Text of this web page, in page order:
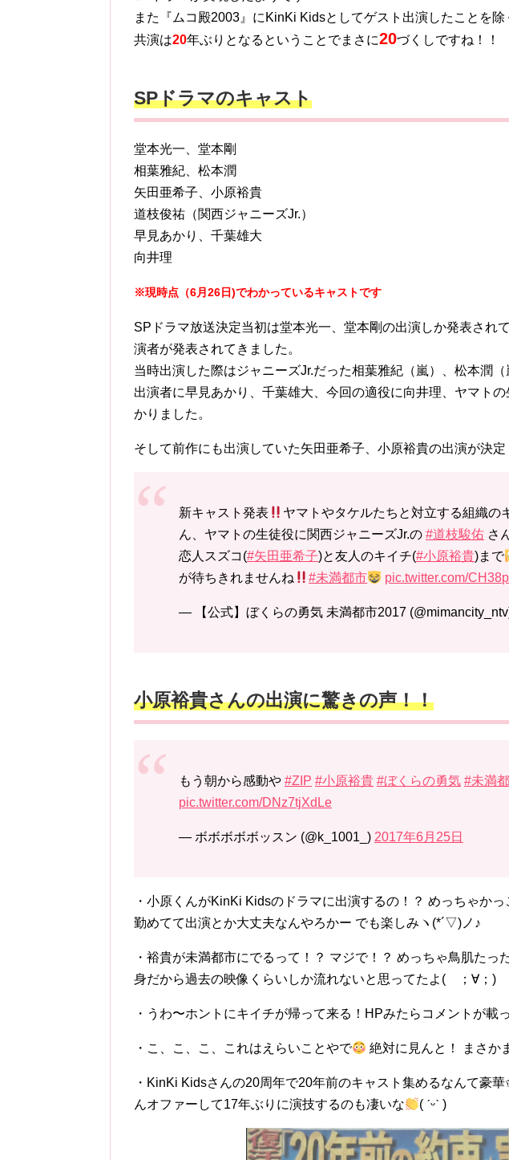
また『ムコ殿2003』にKinKi Kidsとしてゲスト出演したことを
共演は20年ぶりとなるということでまさに20づくしですね！！
SPドラマのキャスト
堂本光一、堂本剛
相葉雅紀、松本潤
矢田亜希子、小原裕貴
道枝俊祐（関西ジャニーズJr.）
早見あかり、千葉雄大
向井理
※現時点（6月26日)でわかっているキャストです
SPドラマ放送決定当初は堂本光一、堂本剛の出演しか発表され
演者が発表されてきました。
当時出演した際はジャニーズJr.だった相葉雅紀（嵐）、松本潤
出演者に早見あかり、千葉雄大、今回の適役に向井理、ヤマト
かりました。
そして前作にも出演していた矢田亜希子、小原裕貴の出演が決定
新キャスト発表 ヤマトやタケルたちと対立する組織の
ん、ヤマトの生徒役に関西ジャニーズJr.の #道枝駿佑 さ
恋人スズコ(#矢田亜希子)と友人のキイチ(#小原裕貴)まで
が待ちきれませんね
#未満都市 pic.twitter.com/
— 【公式】ぼくらの勇気 未満都市2017
小原裕貴さんの出演に驚きの声！！
もう朝から感動や #ZIP #小原裕貴 #ぼくらの勇気 #未満
pic.twitter.com/DNz7tjXdLe
— ボボボボボッスン (@k_1001_) 2017年6月25日
・小原くんがKinKi Kidsのドラマに出演するの！？ めっちゃか
勤めてて出演とか大丈夫なんやろかー でも楽しみヽ(*´▽)ノ♪
・裕貴が未満都市にでるって！？ マジで！？ めっちゃ鳥肌たっ
身だから過去の映像くらいしか流れないと思ってたよ( ；∀；)
・うわ〜ホントにキイチが帰って来る！HPみたらコメントが載
・こ、こ、こ、これはえらいことやで 絶対に見んと！ まさか
・KinKi Kidsさんの20周年で20年前のキャスト集めるなんて豪
んオファーして17年ぶりに演技するのも凄いな
( ˊᵕˋ )